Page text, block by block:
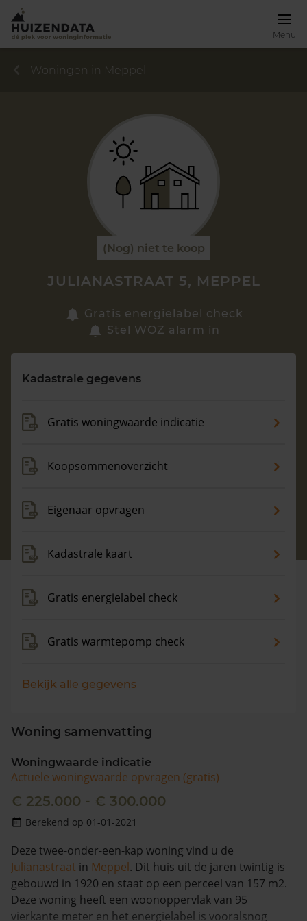
Menu
Zoek een woning
Maandag t/m vrijdag - 08:00 -18:00
Woningen in Meppel
(Nog) niet te koop
JULIANASTRAAT 5, MEPPEL
Gratis energielabel check
Stel WOZ alarm in
Kadastrale gegevens
Gratis woningwaarde indicatie
Koopsommenoverzicht
Eigenaar opvragen
Kadastrale kaart
Gratis energielabel check
Gratis warmtepomp check
Bekijk alle gegevens
Woning samenvatting
Woningwaarde indicatie
Actuele woningwaarde opvragen (gratis)
€ 225.000 - € 300.000
Berekend op 01-01-2021
Deze twee-onder-een-kap woning vind u de
Julianastraat in Meppel. Dit huis uit de jaren twintig is
gebouwd in 1920 en staat op een perceel van 157 m2.
Deze woning heeft een woonoppervlak van 95
vierkante meter en het energielabel is vooralsnog